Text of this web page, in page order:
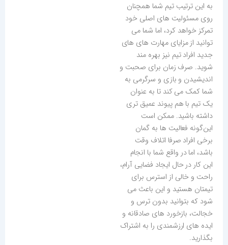
به این ترتیب تیم شما همچنان
روی مسئولیت های اصلی خود
تمرکز خواهد کرد، اما شما می
توانید از مزایای مهارت های های
جدید افراد تیم نیز بهره مند
شوید. صرف زمان برای صحبت و
اندیشیدن و بازی و سرگرمی به
شما کمک می کند تا به عنوان
یک تیم با هم پیوند عمیق تری
داشته باشید. ممکن است
این‌گونه فعالیت ها به گمان
برخی افراد صرفا اتلاف وقت
باشد، اما در واقع شما با انجام
این کار در حال ایجاد فضایی آرام،
راحت و خالی از استرس برای
تیمتان هستید و این باعث می
شود که بتوانید بدون ترس و
خجالت، بازخورد های صادقانه و
ایده های ارزشمندی را به اشتراک
بگذارید.